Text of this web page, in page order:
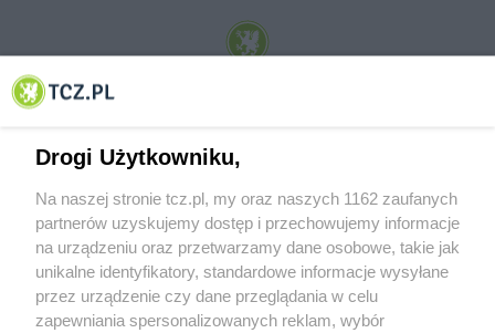
© 2001-2026 Tczew - TCZ.PL Sp. z o.o. Internetowy Serwis Informacyjny Miasta
O FIRMIE POLITYKA PRYWATNOŚCI HOSTING
Drogi Użytkowniku,
Na naszej stronie tcz.pl, my oraz naszych 1162 zaufanych
partnerów uzyskujemy dostęp i przechowujemy informacje
na urządzeniu oraz przetwarzamy dane osobowe, takie jak
unikalne identyfikatory, standardowe informacje wysyłane
przez urządzenie czy dane przeglądania w celu
zapewniania spersonalizowanych reklam, wybór